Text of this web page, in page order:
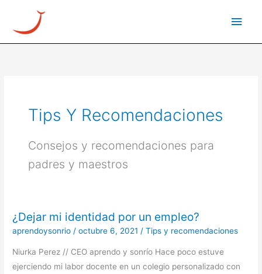
contenido
Tips Y Recomendaciones
Consejos y recomendaciones para
padres y maestros
¿Dejar mi identidad por un empleo?
aprendoysonrio/octubre 6, 2021/Tips y recomendaciones
Niurka Perez // CEO aprendo y sonrío Hace poco estuve
ejerciendo mi labor docente en un colegio personalizado con
¿Dejar
mi